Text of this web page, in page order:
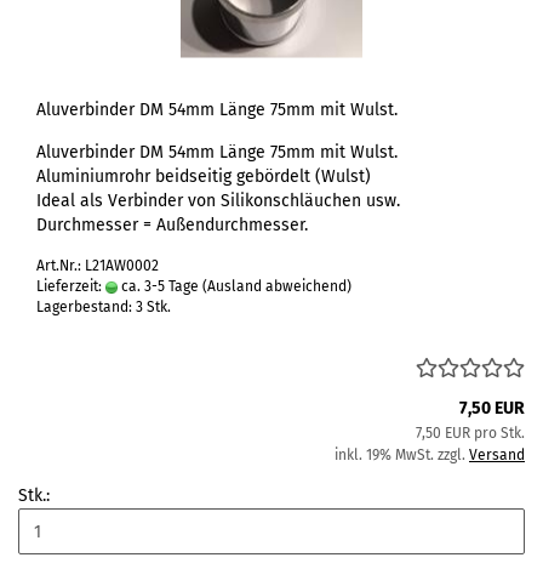
Aluverbinder DM 54mm Länge 75mm mit Wulst.
Aluverbinder DM 54mm Länge 75mm mit Wulst.
Aluminiumrohr beidseitig gebördelt (Wulst)
Ideal als Verbinder von Silikonschläuchen usw.
Durchmesser = Außendurchmesser.
Art.Nr.: L21AW0002
Lieferzeit:
ca. 3-5 Tage (Ausland abweichend)
Lagerbestand: 3 Stk.
7,50 EUR
7,50 EUR pro Stk.
inkl. 19% MwSt. zzgl. Versand
Stk.: